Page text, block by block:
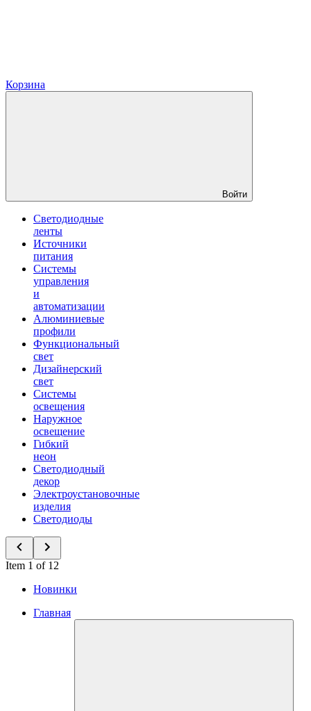
Корзина
Войти
Светодиодные
ленты
Источники
питания
Системы
управления
и
автоматизации
Алюминиевые
профили
Функциональный
свет
Дизайнерский
свет
Системы
освещения
Наружное
освещение
Гибкий
неон
Светодиодный
декор
Электроустановочные
изделия
Светодиоды
Item 1 of 12
Новинки
Главная